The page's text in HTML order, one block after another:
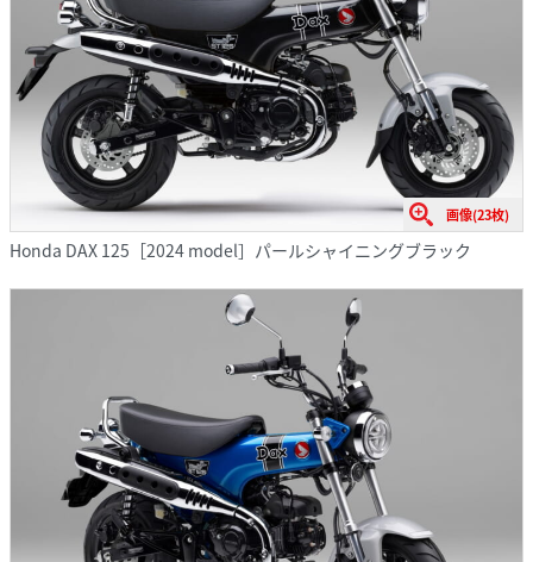
画像(23枚)
Honda DAX 125［2024 model］パールシャイニングブラック